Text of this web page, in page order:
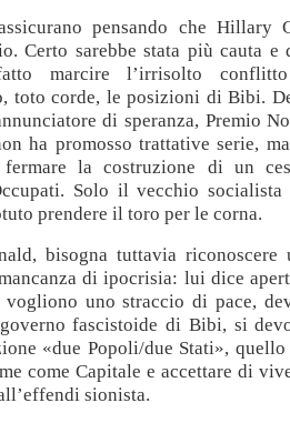
pensando che Hillary
Certo sarebbe stata più cauta e
marcire l’irrisolto conflitto
toto corde, le posizioni di Bibi.
di speranza, Premio
ha promosso trattative serie,
la costruzione di un
Solo il vecchio socialista
prendere il toro per le corna.
bisogna tuttavia riconoscere
di ipocrisia: lui dice
vogliono uno straccio di pace,
fascistoide di Bibi, si
«due Popoli/due Stati», quello
come Capitale e accettare di
sionista.